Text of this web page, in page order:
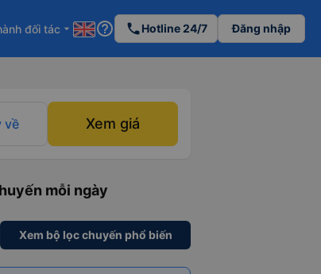
đối tác arrow_drop_down help_outline phoneHotline 24/7 Đăng nhập
về Xem giá
mỗi ngày
Xem bộ lọc chuyến phổ biến